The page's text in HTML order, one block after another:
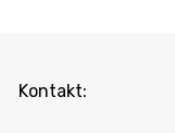
Kontakt: